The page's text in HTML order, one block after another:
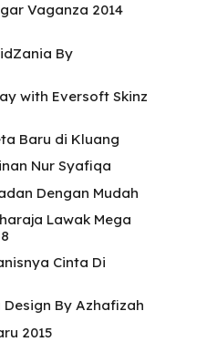
Vaganza 2014
By
with Eversoft Skinz
Baru di Kluang
Nur Syafiqa
Dengan Mudah
Lawak Mega
Cinta Di
By Azhafizah
2015